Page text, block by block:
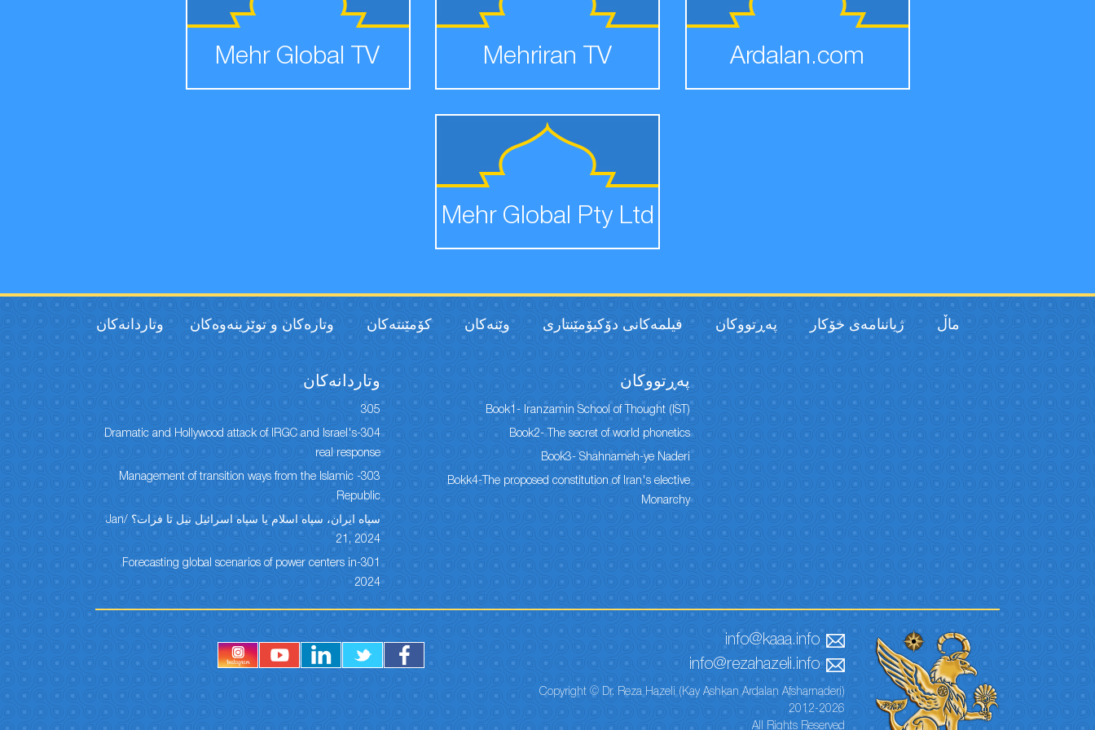
Ardalan.com
Mehriran TV
Mehr Global TV
Mehr Global Pty Ltd
ماڵ ژیاننامەی خۆکار پەڕتووكان فیلمەكانی دۆکیۆمێنتاری وێنەکان كۆمێنتەكان وتارەکان و توێژینەوەکان وتاردانەكان
پەڕتووكان
Book1- Iranzamin School of Thought (IST)
Book2- The secret of world phonetics
Book3- Shahnameh-ye Naderi
Bokk4-The proposed constitution of Iran's elective
Monarchy
وتاردانەكان
305
304-Dramatic and Hollywood attack of IRGC and Israel's
real response
303- Management of transition ways from the Islamic
Republic
سپاه ایران، سپاه اسلام یا سپاه اسرائیل نیل تا فرات؟ /Jan
21, 2024
301-Forecasting global scenarios of power centers in
2024
info@kaaa.info
info@rezahazeli.info
Copyright © Dr. Reza Hazeli (Kay Ashkan Ardalan Afsharnaderi)
2012-2026
All Rights Reserved